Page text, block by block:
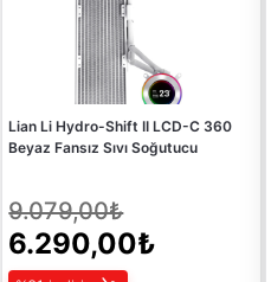
Lian Li Hydro-Shift II LCD-C 360
Beyaz Fansız Sıvı Soğutucu
9.079,00₺
6.290,00₺